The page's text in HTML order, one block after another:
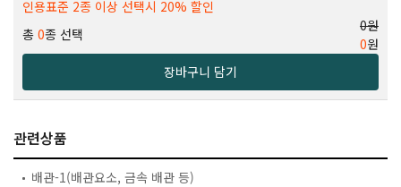
인용표준 2종 이상 선택시 20% 할인
총 0종 선택
0원
0원
장바구니 담기
관련상품
배관-1(배관요소, 금속 배관 등)